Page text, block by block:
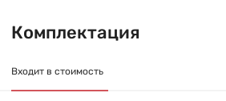
Комплектация
Входит в стоимость